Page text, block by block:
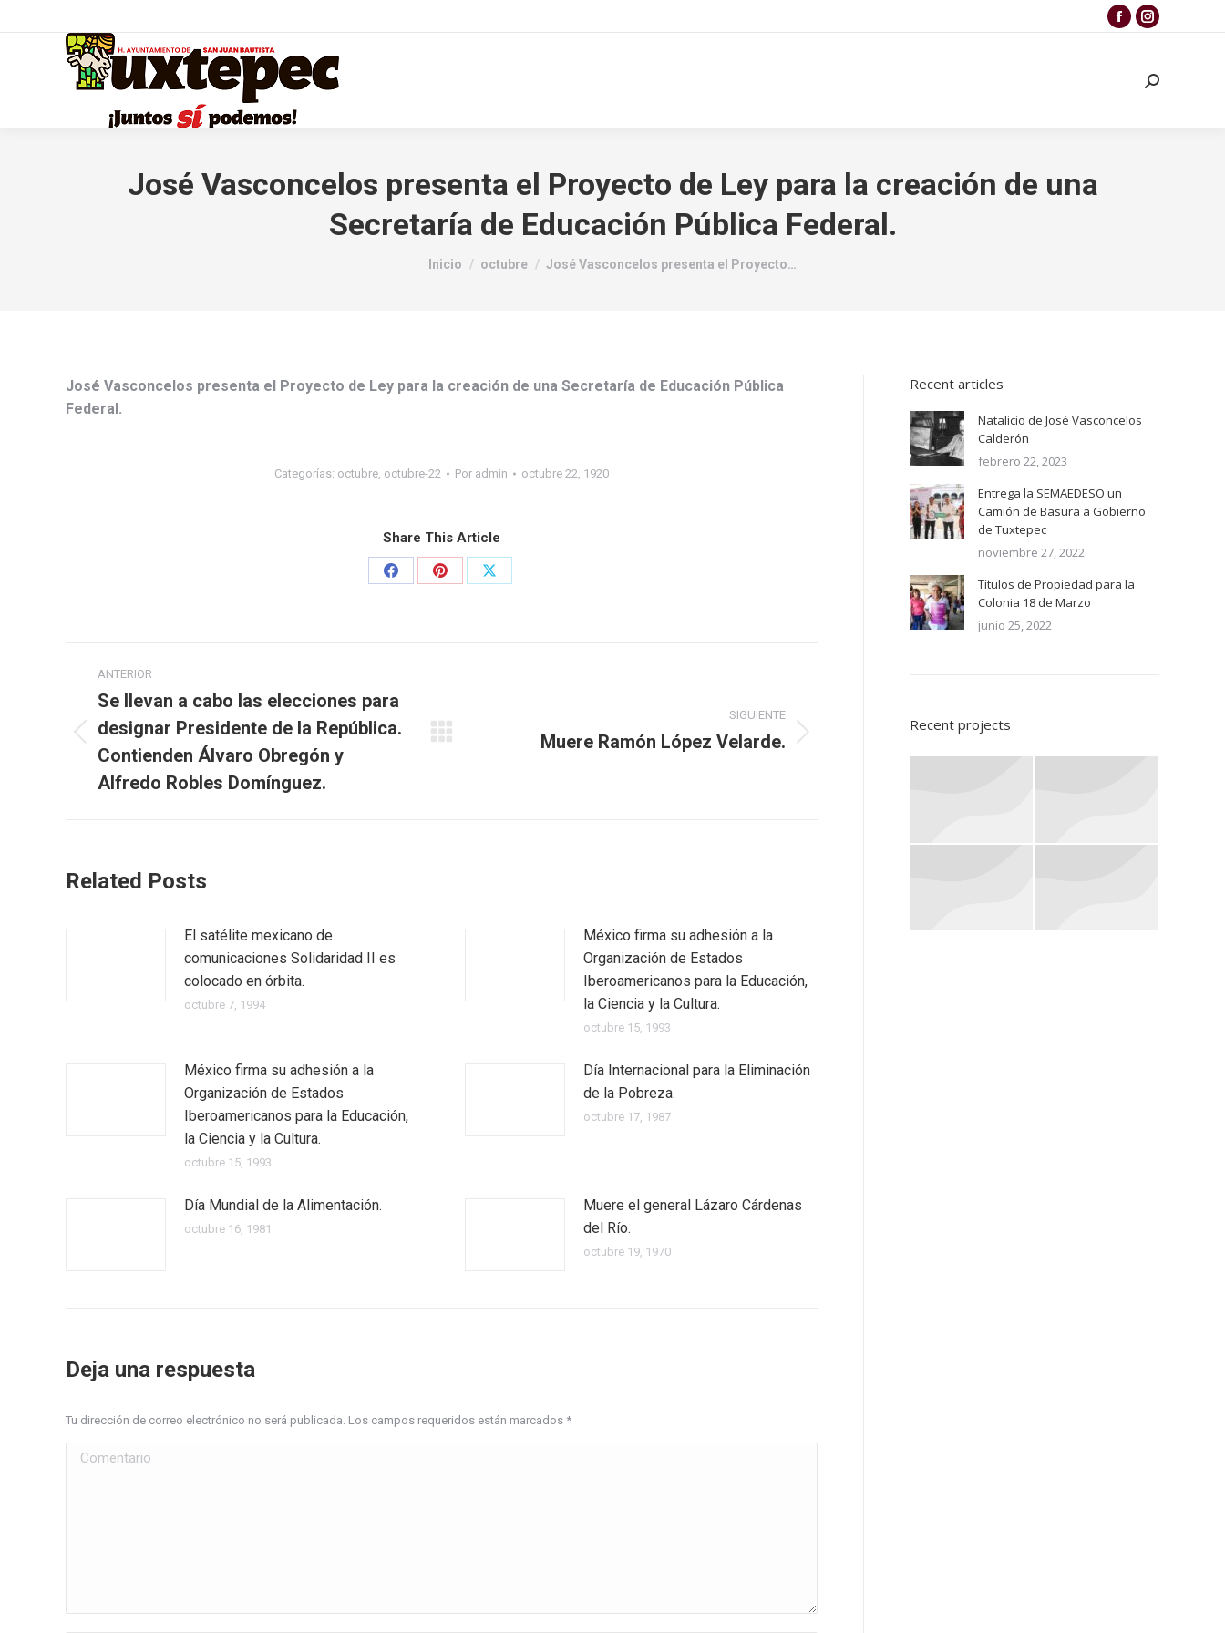
José Vasconcelos presenta el Proyecto de Ley para la creación de una
Secretaría de Educación Pública Federal.
Estás aquí:
Inicio octubre José Vasconcelos presenta el Proyecto…
José Vasconcelos presenta el Proyecto de Ley para la creación de una Secretaría de Educación Pública
Federal.
Categorías: octubre, octubre-22 Por admin octubre 22, 1920
Share This Article
ANTERIOR
Se llevan a cabo las elecciones para
designar Presidente de la República.
Contienden Álvaro Obregón y
Alfredo Robles Domínguez.
SIGUIENTE
Muere Ramón López Velarde.
Related Posts
El satélite mexicano de
comunicaciones Solidaridad II es
colocado en órbita.
octubre 7, 1994
México firma su adhesión a la
Organización de Estados
Iberoamericanos para la Educación,
la Ciencia y la Cultura.
octubre 15, 1993
México firma su adhesión a la
Organización de Estados
Iberoamericanos para la Educación,
la Ciencia y la Cultura.
octubre 15, 1993
Día Internacional para la Eliminación
de la Pobreza.
octubre 17, 1987
Día Mundial de la Alimentación.
octubre 16, 1981
Muere el general Lázaro Cárdenas
del Río.
octubre 19, 1970
Deja una respuesta
Tu dirección de correo electrónico no será publicada. Los campos requeridos están marcados *
Comentario
Recent articles
Natalicio de José Vasconcelos
Calderón
febrero 22, 2023
Entrega la SEMAEDESO un
Camión de Basura a Gobierno
de Tuxtepec
noviembre 27, 2022
Títulos de Propiedad para la
Colonia 18 de Marzo
junio 25, 2022
Recent projects